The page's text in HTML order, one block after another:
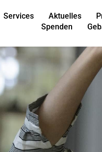
Services Aktuelles
Spenden